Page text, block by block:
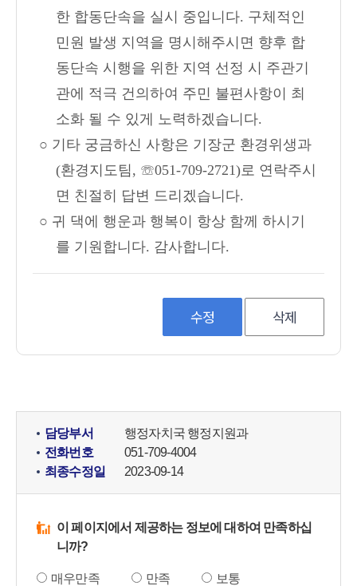
한 합동단속을 실시 중입니다. 구체적인
민원 발생 지역을 명시해주시면 향후 합
동단속 시행을 위한 지역 선정 시 주관기
관에 적극 건의하여 주민 불편사항이 최
소화 될 수 있게 노력하겠습니다.
○ 기타 궁금하신 사항은 기장군 환경위생과
(환경지도팀, ☏051-709-2721)로 연락주시
면 친절히 답변 드리겠습니다.
○ 귀 댁에 행운과 행복이 항상 함께 하시기
를 기원합니다. 감사합니다.
수정 삭제
담당부서
행정자치국 행정지원과
전화번호
051-709-4004
최종수정일
2023-09-14
이 페이지에서 제공하는 정보에 대하여 만족하십
니까?
매우만족 만족
보통